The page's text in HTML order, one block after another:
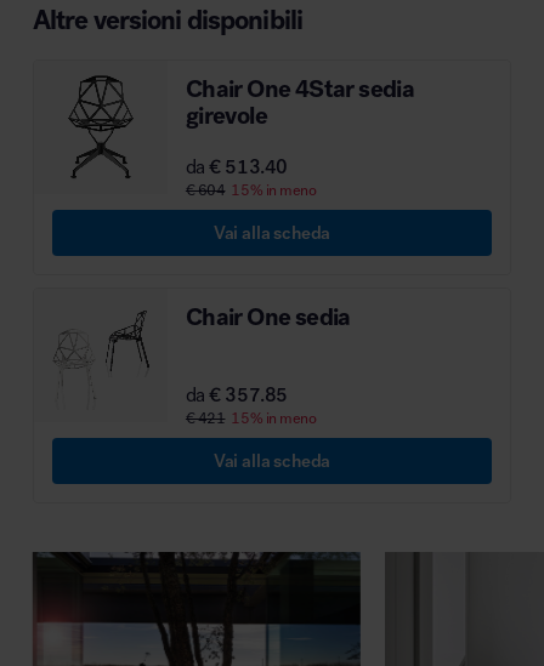
MillerKnoll
Altre versioni disponibili
Chair One 4Star sedia
girevole
da€ 513.40
€ 604 15% in meno
Vai alla scheda
Chair One sedia
da€ 357.85
€ 421 15% in meno
Vai alla scheda